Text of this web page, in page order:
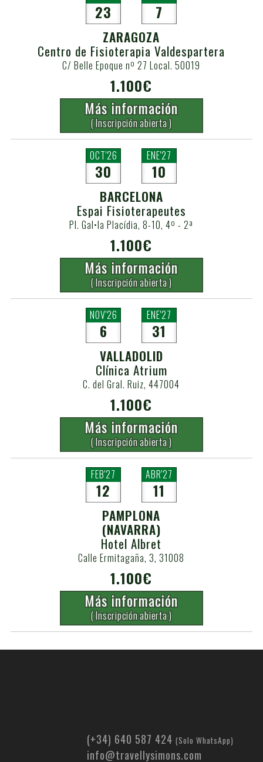
23 7
ZARAGOZA
Centro de Fisioterapia Valdespartera
C/ Belle Epoque nº 27 Local. 50019
1.100€
Más información
( Inscripción abierta )
OCT'26
30
ENE'27
10
BARCELONA
Espai Fisioterapeutes
Pl. Gal•la Placídia, 8-10, 4º - 2ª
1.100€
Más información
( Inscripción abierta )
NOV'26
6
ENE'27
31
VALLADOLID
Clínica Atrium
C. del Gral. Ruiz, 447004
1.100€
Más información
( Inscripción abierta )
FEB'27
12
ABR'27
11
PAMPLONA
(NAVARRA)
Hotel Albret
Calle Ermitagaña, 3, 31008
1.100€
Más información
( Inscripción abierta )
(+34) 640 587 424 (Solo WhatsApp)
info@travellysimons.com